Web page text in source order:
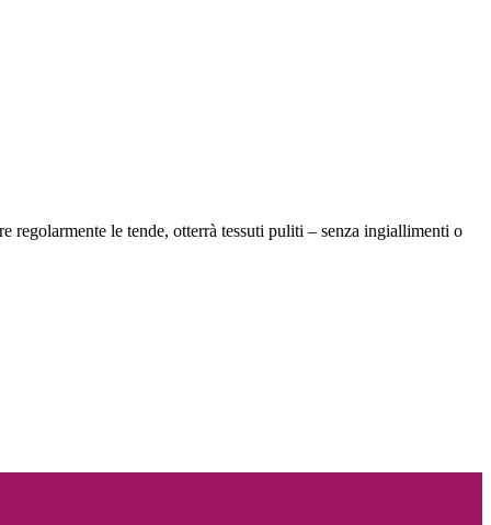
regolarmente le tende, otterrà tessuti puliti – senza ingiallimenti o